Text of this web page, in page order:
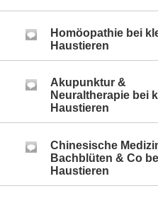
Homöopathie bei
Haustieren
Akupunktur &
Neuraltherapie bei
Haustieren
Chinesische
Bachblüten & Co
Haustieren